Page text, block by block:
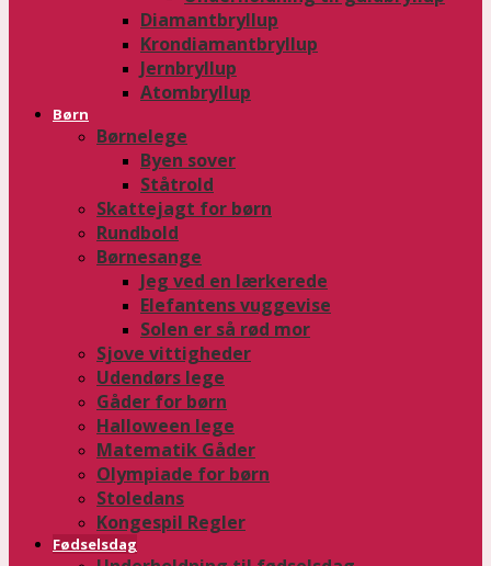
Diamantbryllup
Krondiamantbryllup
Jernbryllup
Atombryllup
Børn
Børnelege
Byen sover
Ståtrold
Skattejagt for børn
Rundbold
Børnesange
Jeg ved en lærkerede
Elefantens vuggevise
Solen er så rød mor
Sjove vittigheder
Udendørs lege
Gåder for børn
Halloween lege
Matematik Gåder
Olympiade for børn
Stoledans
Kongespil Regler
Fødselsdag